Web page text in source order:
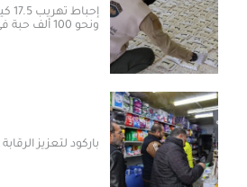
إحباط تهريب 17.5
ونحو 100 ألف حبة في ريف القنيطرة
باركود لتعزيز الرقابة في أسواق